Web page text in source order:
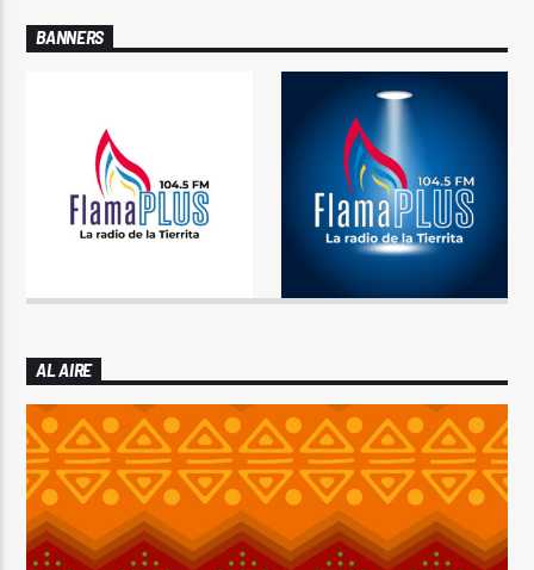
BANNERS
AL AIRE